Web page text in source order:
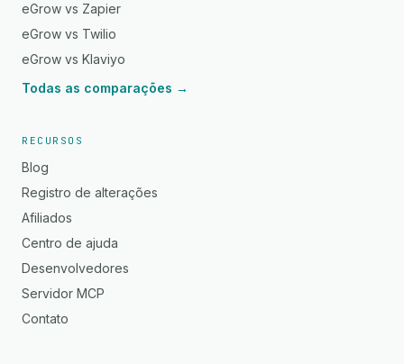
eGrow vs Zapier
eGrow vs Twilio
eGrow vs Klaviyo
Todas as comparações →
RECURSOS
Blog
Registro de alterações
Afiliados
Centro de ajuda
Desenvolvedores
Servidor MCP
Contato